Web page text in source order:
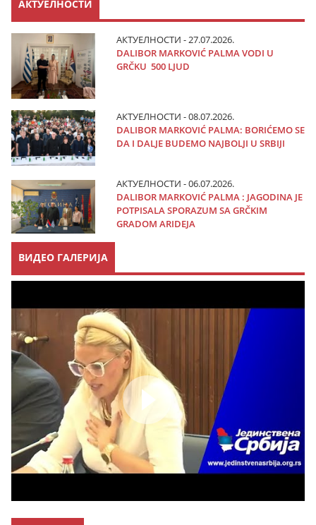
АКТУЕЛНОСТИ
АКТУЕЛНОСТИ - 27.07.2026.
DALIBOR MARKOVIĆ PALMA VODI U
GRČKU 500 LJUD
АКТУЕЛНОСТИ - 08.07.2026.
DALIBOR MARKOVIĆ PALMA: BORIĆEMO SE
DA I DALJE BUDEMO NAJBOLJI U SRBIJI
АКТУЕЛНОСТИ - 06.07.2026.
DALIBOR MARKOVIĆ PALMA : JAGODINA JE
POTPISALA SPORAZUM SA GRČKIM
GRADOM ARIDEJA
ВИДЕО ГАЛЕРИЈА